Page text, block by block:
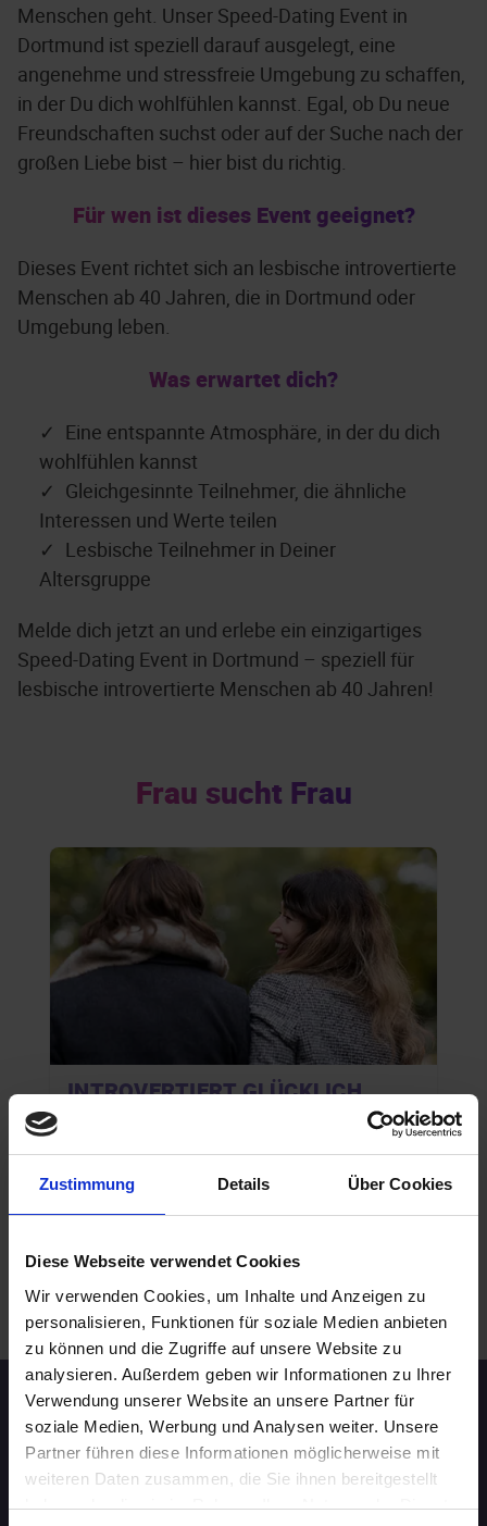
Zustimmung Details Über Cookies
Diese Webseite verwendet Cookies
Wir verwenden Cookies, um Inhalte und Anzeigen zu
personalisieren, Funktionen für soziale Medien anbieten
zu können und die Zugriffe auf unsere Website zu
analysieren. Außerdem geben wir Informationen zu Ihrer
Verwendung unserer Website an unsere Partner für
soziale Medien, Werbung und Analysen weiter. Unsere
Partner führen diese Informationen möglicherweise mit
weiteren Daten zusammen, die Sie ihnen bereitgestellt
haben oder die sie im Rahmen Ihrer Nutzung der Dienste
Menschen geht. Unser Speed-Dating Event in
Dortmund ist speziell darauf ausgelegt, eine
angenehme und stressfreie Umgebung zu schaffen,
in der Du dich wohlfühlen kannst. Egal, ob Du neue
Freundschaften suchst oder auf der Suche nach der
großen Liebe bist – hier bist du richtig.
Für wen ist dieses Event geeignet?
Dieses Event richtet sich an lesbische introvertierte
Menschen ab 40 Jahren, die in Dortmund oder
Umgebung leben.
Was erwartet dich?
Eine entspannte Atmosphäre, in der du dich
wohlfühlen kannst
Gleichgesinnte Teilnehmer, die ähnliche
Interessen und Werte teilen
Lesbische Teilnehmer in Deiner
Altersgruppe
Melde dich jetzt an und erlebe ein einzigartiges
Speed-Dating Event in Dortmund – speziell für
lesbische introvertierte Menschen ab 40 Jahren!
Frau sucht Frau
INTROVERTIERT GLÜCKLICH
40 - 49 Jahre
Dortmund
WEITERE EVENTS IN DORTMUND .
Speed-Dating Events
ÜBERSICHT